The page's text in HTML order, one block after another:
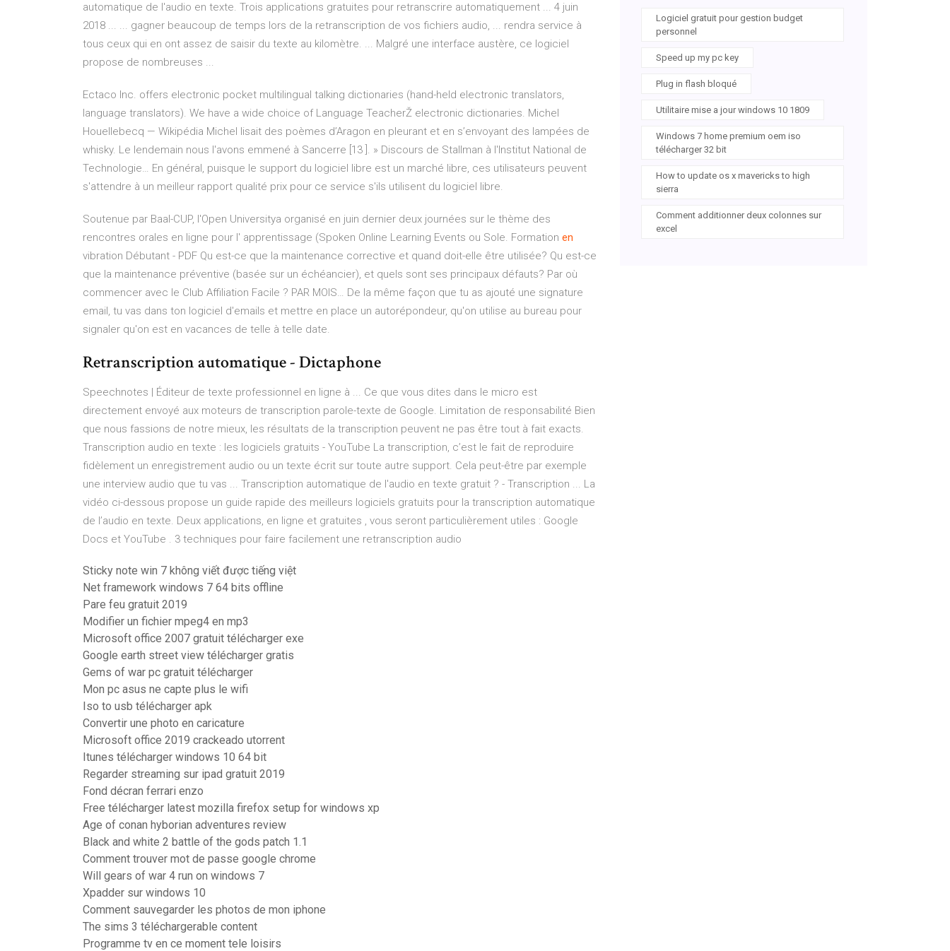
automatique de l'audio en texte. Trois applications gratuites pour retranscrire automatiquement ... 4 juin
2018 ... ... gagner beaucoup de temps lors de la retranscription de vos fichiers audio, ... rendra service à
tous ceux qui en ont assez de saisir du texte au kilomètre. ... Malgré une interface austère, ce logiciel
propose de nombreuses ...
Ectaco Inc. offers electronic pocket multilingual talking dictionaries (hand-held electronic translators,
language translators). We have a wide choice of Language TeacherŽ electronic dictionaries. Michel
Houellebecq — Wikipédia Michel lisait des poèmes d’Aragon en pleurant et en s’envoyant des lampées de
whisky. Le lendemain nous l'avons emmené à Sancerre [13 ]. » Discours de Stallman à l'Institut National de
Technologie… En général, puisque le support du logiciel libre est un marché libre, ces utilisateurs peuvent
s'attendre à un meilleur rapport qualité prix pour ce service s'ils utilisent du logiciel libre.
Soutenue par Baal-CUP, l'Open Universitya organisé en juin dernier deux journées sur le thème des
rencontres orales en ligne pour l' apprentissage (Spoken Online Learning Events ou Sole. Formation en
vibration Débutant - PDF Qu est-ce que la maintenance corrective et quand doit-elle être utilisée? Qu est-ce
que la maintenance préventive (basée sur un échéancier), et quels sont ses principaux défauts? Par où
commencer avec le Club Affiliation Facile ? PAR MOIS… De la même façon que tu as ajouté une signature
email, tu vas dans ton logiciel d'emails et mettre en place un autorépondeur, qu'on utilise au bureau pour
signaler qu'on est en vacances de telle à telle date.
Retranscription automatique - Dictaphone
Speechnotes | Éditeur de texte professionnel en ligne à ... Ce que vous dites dans le micro est
directement envoyé aux moteurs de transcription parole-texte de Google. Limitation de responsabilité Bien
que nous fassions de notre mieux, les résultats de la transcription peuvent ne pas être tout à fait exacts.
Transcription audio en texte : les logiciels gratuits - YouTube La transcription, c’est le fait de reproduire
fidèlement un enregistrement audio ou un texte écrit sur toute autre support. Cela peut-être par exemple
une interview audio que tu vas ... Transcription automatique de l'audio en texte gratuit ? - Transcription ... La
vidéo ci-dessous propose un guide rapide des meilleurs logiciels gratuits pour la transcription automatique
de l’audio en texte. Deux applications, en ligne et gratuites , vous seront particulièrement utiles : Google
Docs et YouTube . 3 techniques pour faire facilement une retranscription audio
Sticky note win 7 không viết được tiếng việt
Net framework windows 7 64 bits offline
Pare feu gratuit 2019
Modifier un fichier mpeg4 en mp3
Microsoft office 2007 gratuit télécharger exe
Google earth street view télécharger gratis
Gems of war pc gratuit télécharger
Mon pc asus ne capte plus le wifi
Iso to usb télécharger apk
Convertir une photo en caricature
Microsoft office 2019 crackeado utorrent
Itunes télécharger windows 10 64 bit
Regarder streaming sur ipad gratuit 2019
Fond décran ferrari enzo
Free télécharger latest mozilla firefox setup for windows xp
Age of conan hyborian adventures review
Black and white 2 battle of the gods patch 1.1
Comment trouver mot de passe google chrome
Will gears of war 4 run on windows 7
Xpadder sur windows 10
Comment sauvegarder les photos de mon iphone
The sims 3 téléchargerable content
Programme tv en ce moment tele loisirs
Logiciel gratuit pour gestion budget
personnel
Speed up my pc key
Plug in flash bloqué
Utilitaire mise a jour windows 10 1809
Windows 7 home premium oem iso
télécharger 32 bit
How to update os x mavericks to high
sierra
Comment additionner deux colonnes sur
excel